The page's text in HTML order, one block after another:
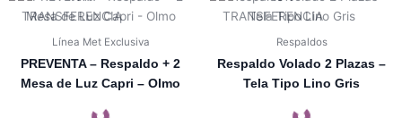
Línea Met Exclusiva
PREVENTA – Respaldo + 2
Mesa de Luz Capri – Olmo
Respaldos
Respaldo Volado 2 Plazas –
Tela Tipo Lino Gris